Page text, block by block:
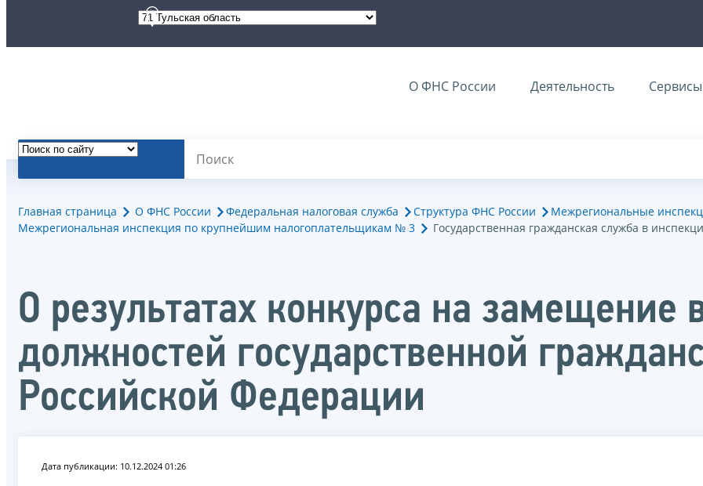
О ФНС России Деятельность Сервисы
Главная страница О ФНС России Федеральная налоговая служба Структура ФНС России
Межрегиональные
Межрегиональная инспекция по крупнейшим налогоплательщикам № 3
Государственная гражданская служба в
О результатах конкурса на замещение
должностей государственной
Российской Федерации
Дата публикации: 10.12.2024 01:26